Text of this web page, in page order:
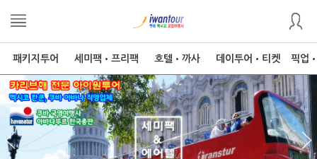
패키지투어 세미팩•프리팩 호텔•까사 데이투어•티켓 픽업